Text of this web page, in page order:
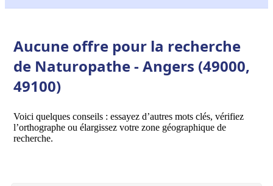
Aucune offre pour la recherche
de Naturopathe - Angers (49000,
49100)
Voici quelques conseils : essayez d’autres mots clés, vérifiez
l’orthographe ou élargissez votre zone géographique de
recherche.